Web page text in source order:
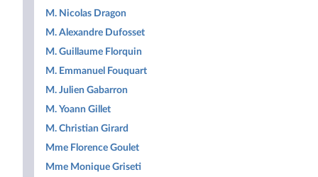
M. Nicolas Dragon
M. Alexandre Dufosset
M. Guillaume Florquin
M. Emmanuel Fouquart
M. Julien Gabarron
M. Yoann Gillet
M. Christian Girard
Mme Florence Goulet
Mme Monique Griseti